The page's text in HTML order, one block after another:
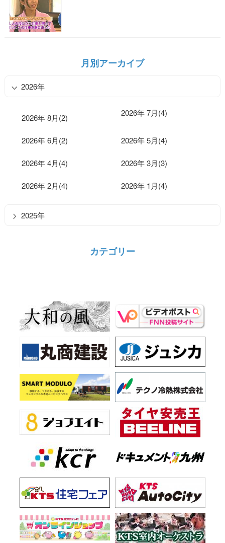
月別アーカイブ
2026年
2026年 8月(2) 2026年 7月(4)
2026年 6月(2) 2026年 5月(4)
2026年 4月(4) 2026年 3月(3)
2026年 2月(4) 2026年 1月(4)
2025年
カテゴリー